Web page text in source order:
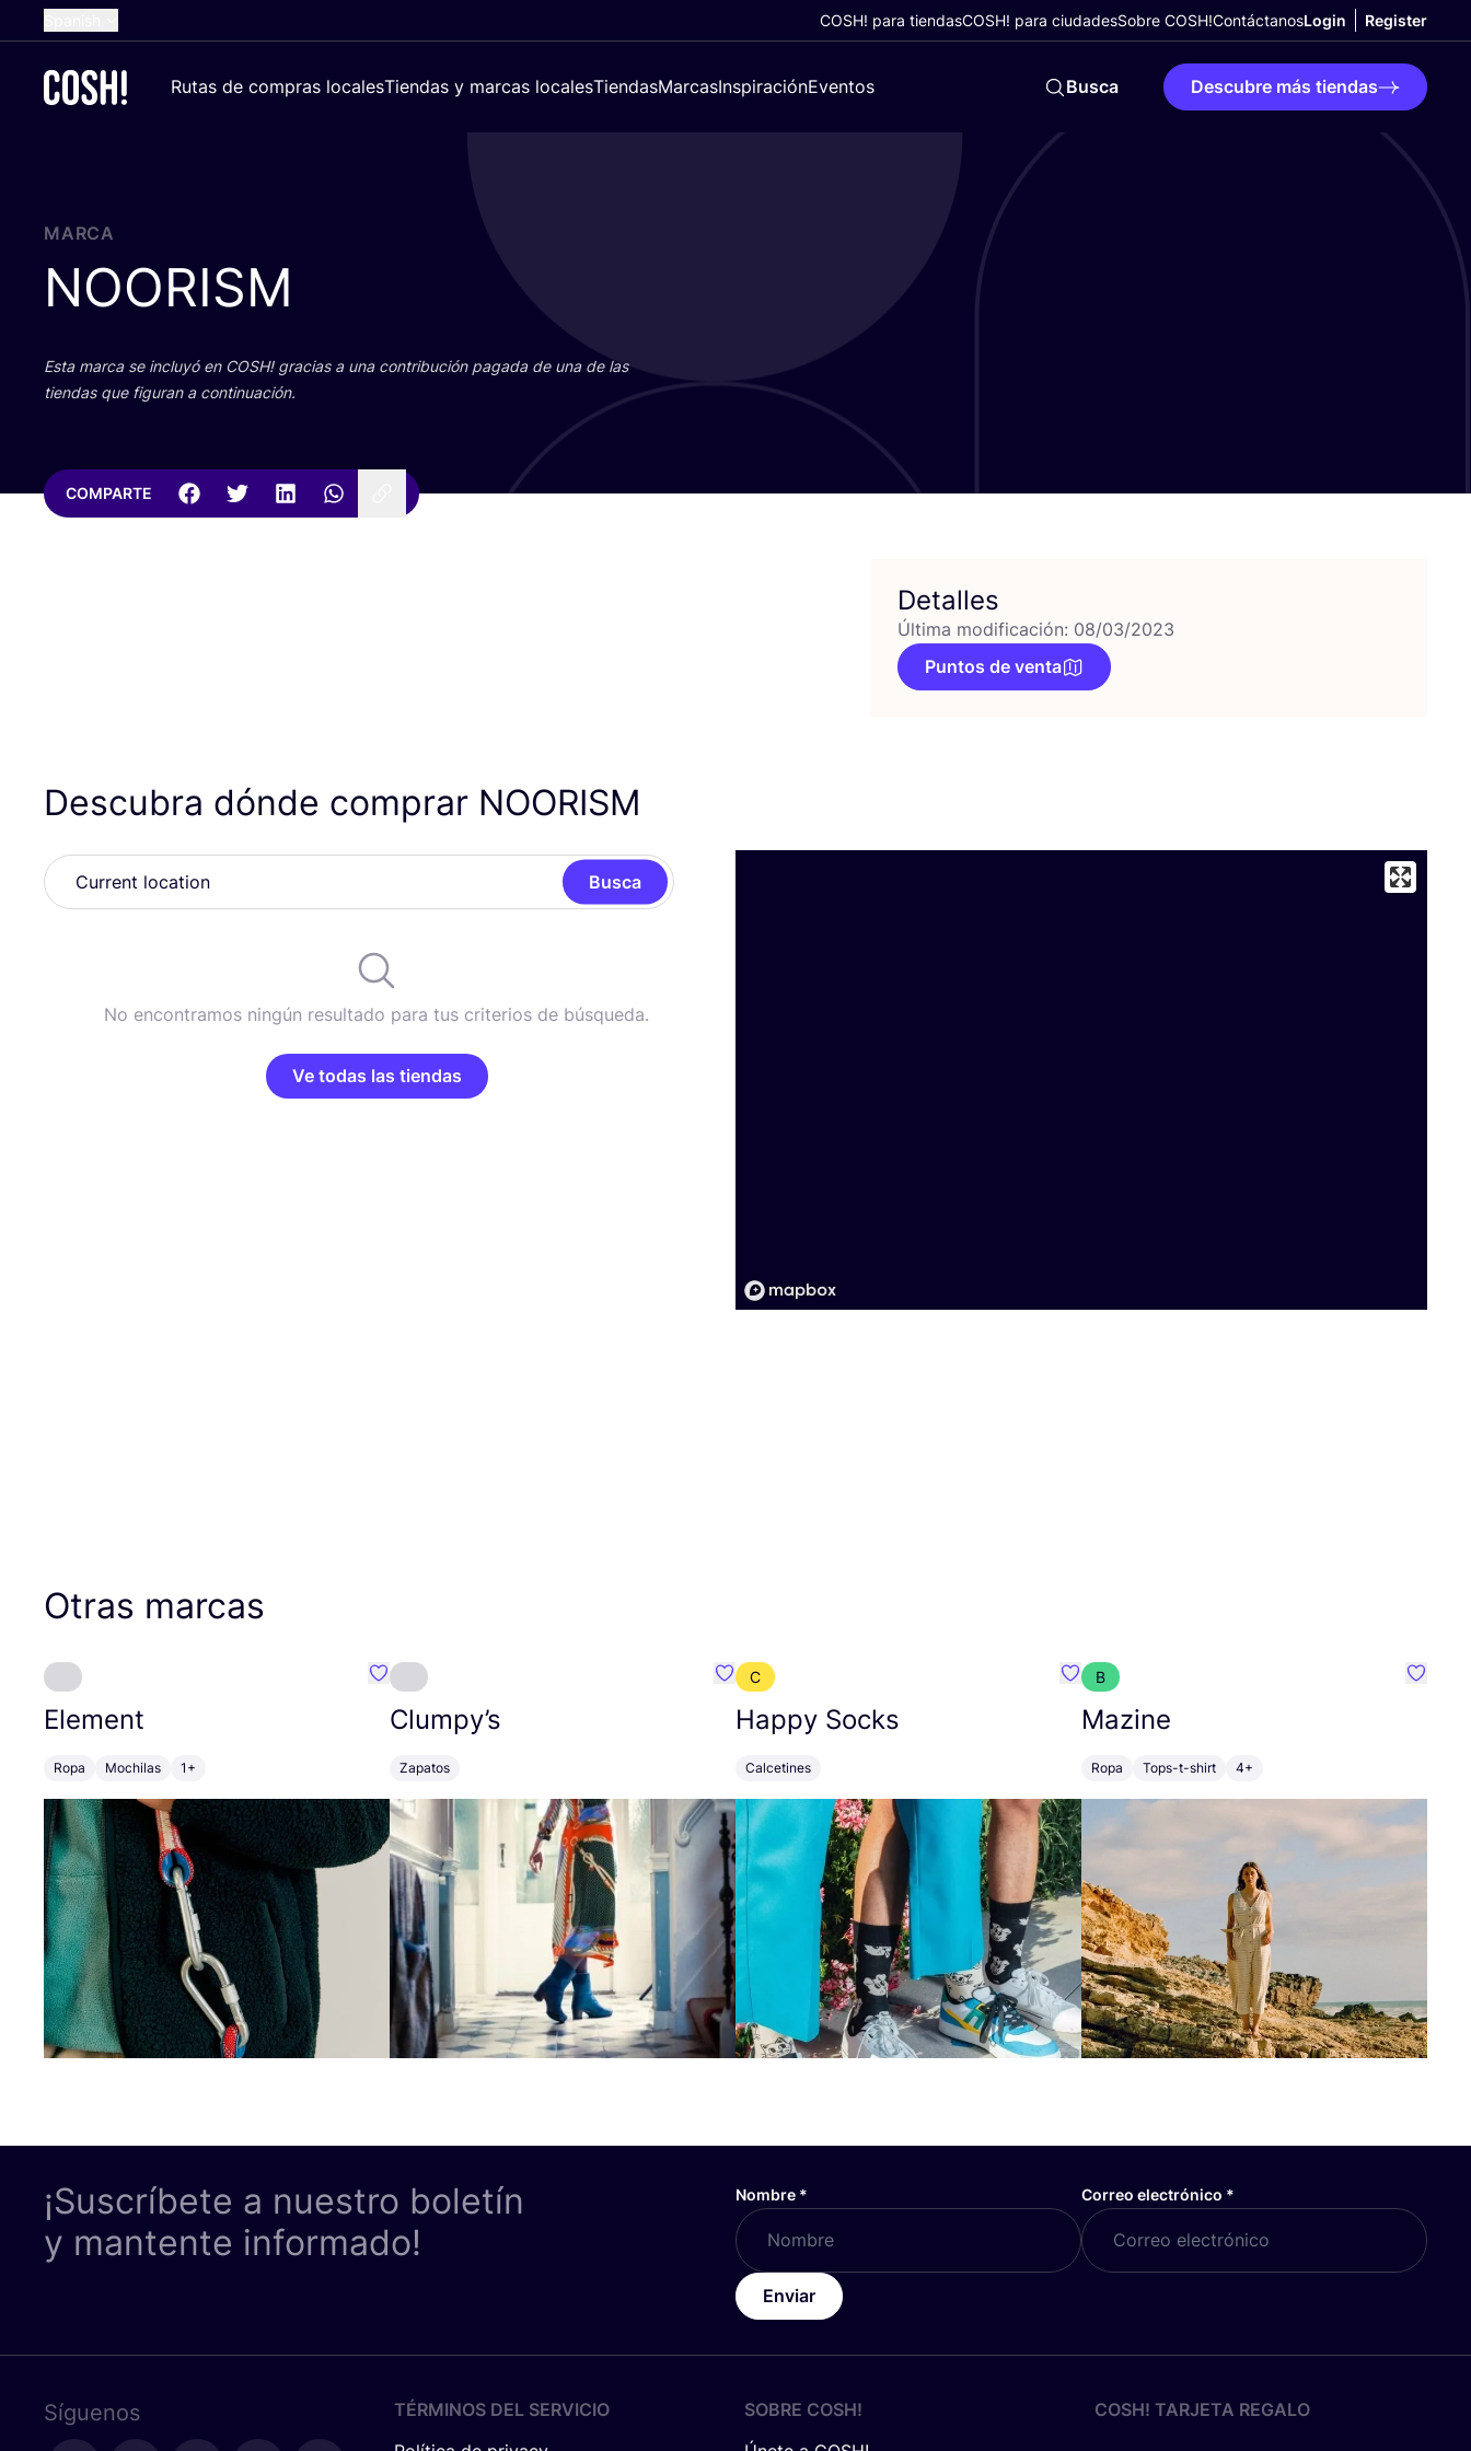
Dutch
Croatian
COSH! para tiendasCOSH! para ciudadesSobre COSH!ContáctanosLogin Register
Rutas de compras localesTiendas y marcas localesTiendasMarcasInspiraciónEventos Busca Descubre más tiendas
MARCA
NOORISM
Esta mar­ca se inclu­yó en COSH! gra­cias a una con­tri­bu­ción paga­da de una de las
tien­das que figu­ran a continuación.
COMPARTE
Detalles
Última modificación: 08/03/2023
Puntos de venta
Descubra dónde comprar NOORISM
Busca
No encontramos ningún resultado para tus criterios de búsqueda.
Ve todas las tiendas
Otras marcas
Element
Ropa Mochilas 1+
Favoritos {nombre}
Clumpy’s
Zapatos
Favoritos {nombre}
C
Happy Socks
Calcetines
Favoritos {nombre}
B
Mazine
Ropa Tops-t-shirt 4+
¡Suscríbete a nuestro boletín
y mantente informado!
Nombre * Correo electrónico *
Enviar
Síguenos
TÉRMINOS DEL SERVICIO
SOBRE COSH!
COSH! TARJETA REGALO